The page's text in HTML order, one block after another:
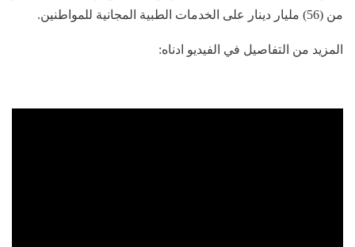
من (56) مليار دينار على الخدمات الطبية المجانية للمواطنين.
المزيد من التفاصيل في الفيديو ادناه: